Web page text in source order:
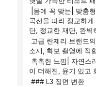
곡선을 따라 정교하
단, 정교한 재단, 완
소재, 화보 촬영에 적
이 더해진, 윤기 있고
### L3 장면 변환